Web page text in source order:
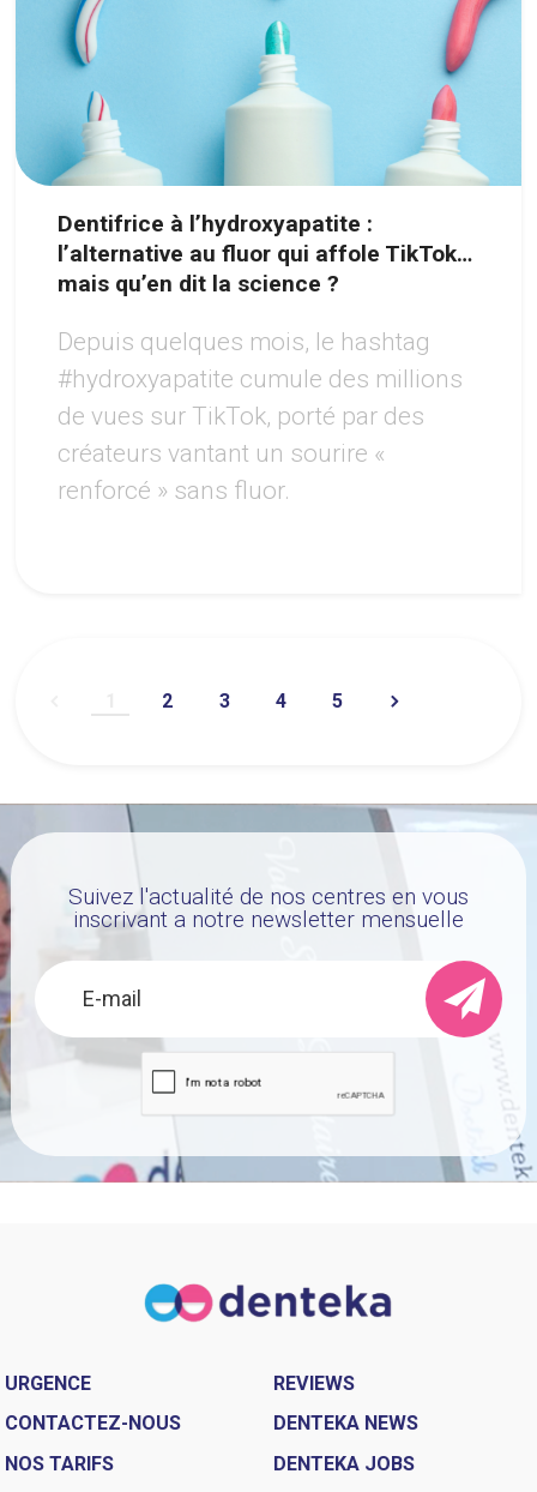
Dentifrice à l’hydroxyapatite :
l’alternative au fluor qui affole TikTok…
mais qu’en dit la science ?
Depuis quelques mois, le hashtag
#hydroxyapatite cumule des millions
de vues sur TikTok, porté par des
créateurs vantant un sourire «
renforcé » sans fluor.
2 3 4 5
Suivez l'actualité de nos centres en vous
inscrivant a notre newsletter mensuelle
URGENCE
CONTACTEZ-NOUS
NOS TARIFS
REVIEWS
DENTEKA NEWS
DENTEKA JOBS